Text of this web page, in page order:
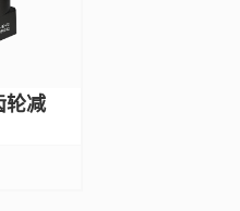
轮减